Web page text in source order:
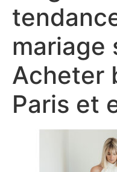
mariage
Acheter
Paris et